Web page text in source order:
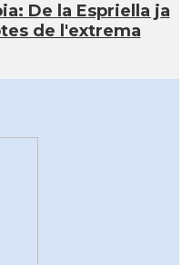
De la Espriella ja
de l'extrema